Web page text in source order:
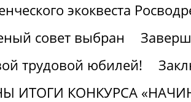
экоквеста
совет выбран
трудовой юбилей!
ИТОГИ КОНКУРСА